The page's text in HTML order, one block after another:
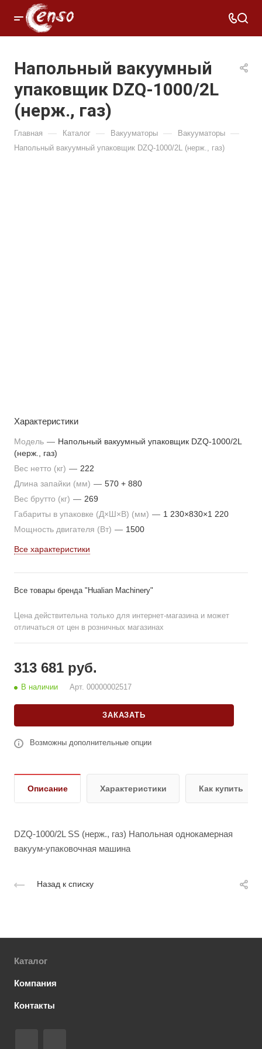
Напольный вакуумный
упаковщик DZQ-1000/2L
(нерж., газ)
Главная — Каталог — Вакууматоры — Вакууматоры —
Напольный вакуумный упаковщик DZQ-1000/2L (нерж., газ)
Характеристики
Модель — Напольный вакуумный упаковщик DZQ-1000/2L
(нерж., газ)
Вес нетто (кг) — 222
Длина запайки (мм) — 570 + 880
Вес брутто (кг) — 269
Габариты в упаковке (Д×Ш×В) (мм) — 1 230×830×1 220
Мощность двигателя (Вт) — 1500
Все характеристики
Все товары бренда "Hualian Machinery"
Цена действительна только для интернет-магазина и может
отличаться от цен в розничных магазинах
313 681 руб.
В наличии Арт. 00000002517
ЗАКАЗАТЬ
Возможны дополнительные опции
Описание Характеристики Как купить
DZQ-1000/2L SS (нерж., газ) Напольная однокамерная
вакуум-упаковочная машина
Назад к списку
Каталог
Компания
Контакты